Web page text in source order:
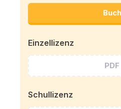
Buch
Einzellizenz
PDF
Schullizenz